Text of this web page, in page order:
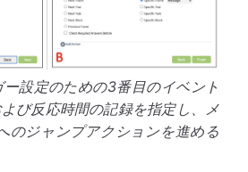
ー設定のための3番目のイベント
び反応時間の記録を指定し、メ
のジャンプアクションを進める